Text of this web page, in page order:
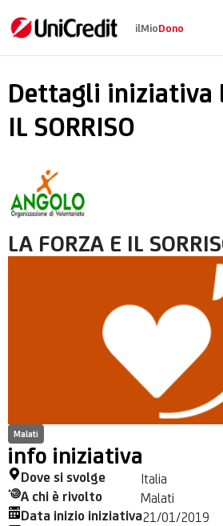
LA FORZA E
ilMioDono
Dettagli iniziativa
IL SORRISO
LA FORZA E IL
Malati
info iniziativa
Dove si svolge Italia
A chi è rivolto Malati
Data inizio iniziativa21/01/2019